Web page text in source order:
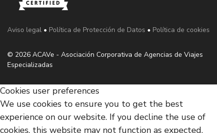
Aviso legal • Política de Protección de Datos • Política de cookies
© 2026 ACAVe - Asociación Corporativa de Agencias de Viajes
Especializadas
Cookies user preferences
We use cookies to ensure you to get the best
experience on our website. If you decline the use of
cookies, this website may not function as expected.